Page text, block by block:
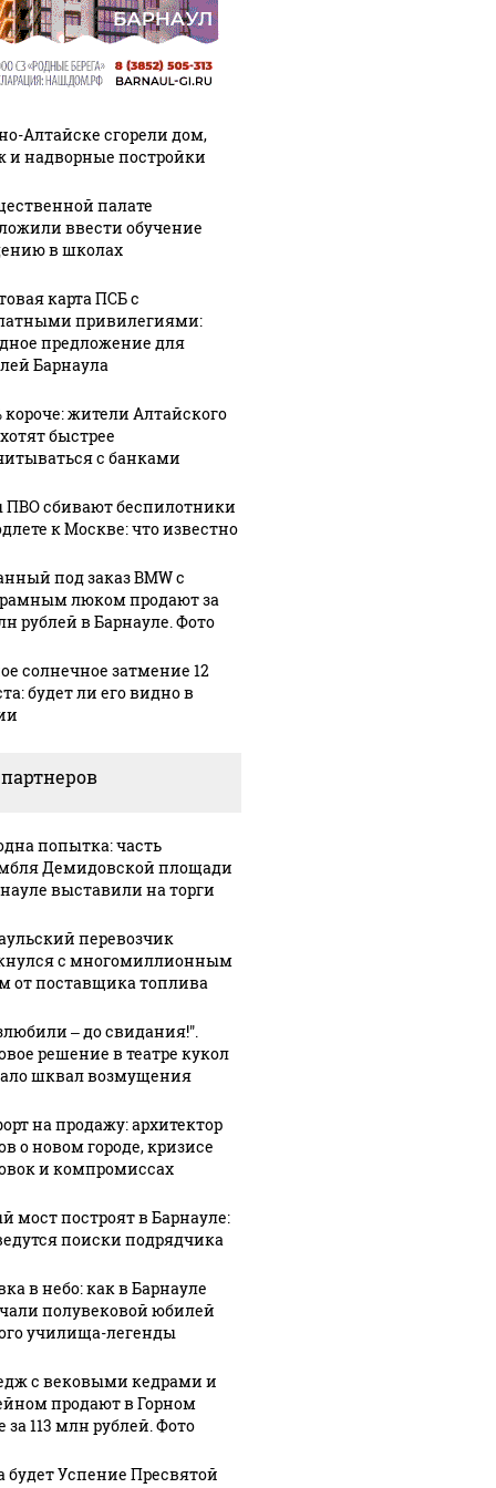
зиму в России
не ждал: как
На Урале из казны
были украдены 18
года
Биржевые
мошенники
обманули
жительницу
Барнаула
миллион
рублей
Алтайске сгорели дом,
и надворные постройки
палате
ввести обучение
в школах
карта ПСБ с
привилегиями:
предложение для
Барнаула
короче: жители Алтайского
быстрее
с банками
сбивают беспилотники
к Москве: что известно
под заказ BMW с
люком продают за
рублей в Барнауле. Фото
солнечное затмение 12
будет ли его видно в
попытка: часть
Демидовской площади
выставили на торги
перевозчик
с многомиллионным
от поставщика топлива
– до свидания!".
решение в театре кукол
шквал возмущения
на продажу: архитектор
о новом городе, кризисе
и компромиссах
мост построят в Барнауле:
поиски подрядчика
в небо: как в Барнауле
полувековой юбилей
училища-легенды
с вековыми кедрами и
продают в Горном
за 113 млн рублей. Фото
будет Успение Пресвятой